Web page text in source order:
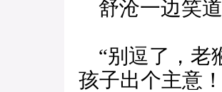
舒沧一边笑道
“别逗了，老
孩子出个主意